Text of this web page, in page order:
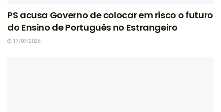
PS acusa Governo de colocar em risco o futuro
do Ensino de Português no Estrangeiro
17/07/2026